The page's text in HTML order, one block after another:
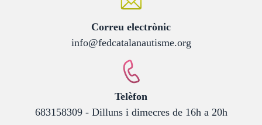
Correu electrònic:
info@fedcatalanautisme.org
Telèfon
683158309 - Dilluns i dimecres de 16h a 20h